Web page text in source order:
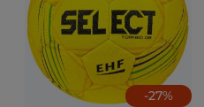
-27%